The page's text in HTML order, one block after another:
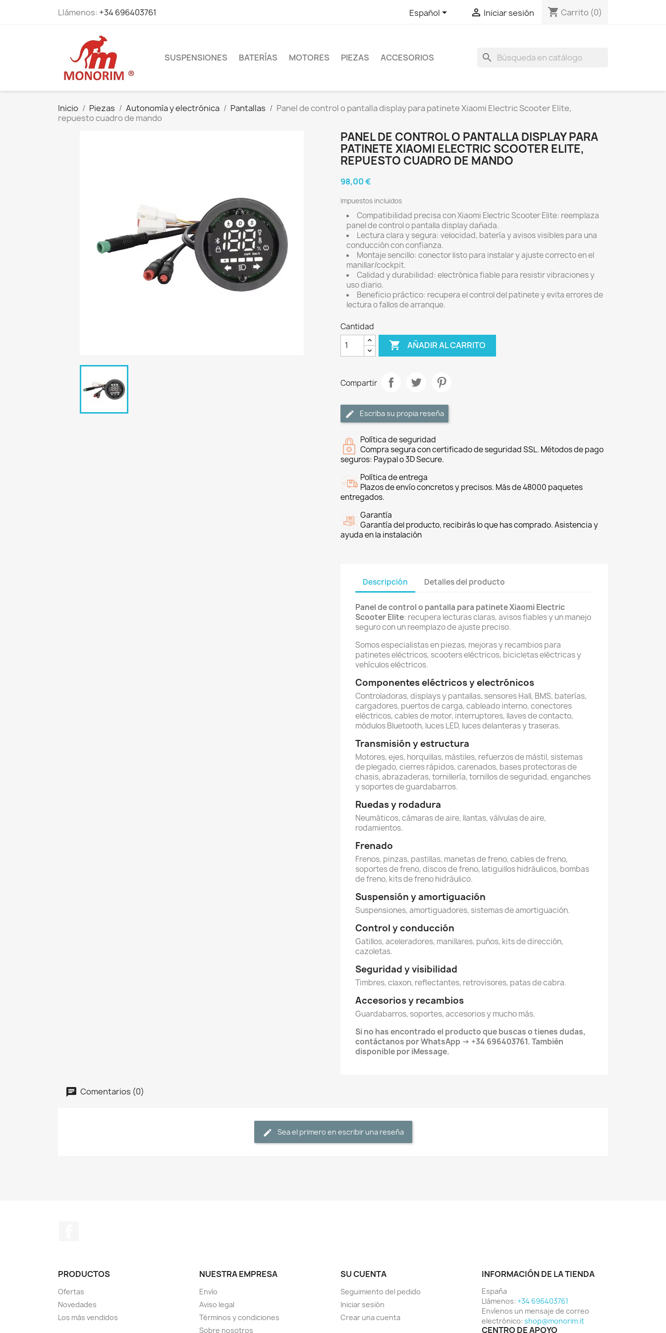
Llámenos: +34 696403761 Español  Iniciar sesión shopping_cart Carrito (0)
SUSPENSIONES BATERÍAS MOTORES PIEZAS ACCESORIOS search
Inicio Piezas Autonomía y electrónica Pantallas
Panel de control o pantalla display para patinete Xiaomi Electric Scooter Elite,
repuesto cuadro de mando
PANEL DE CONTROL O PANTALLA DISPLAY PARA
PATINETE XIAOMI ELECTRIC SCOOTER ELITE,
REPUESTO CUADRO DE MANDO
98,00 €
Impuestos incluidos
Compatibilidad precisa con Xiaomi Electric Scooter Elite: reemplaza
panel de control o pantalla display dañada.
Lectura clara y segura: velocidad, batería y avisos visibles para una
conducción con confianza.
Montaje sencillo: conector listo para instalar y ajuste correcto en el
manillar/cockpit.
Calidad y durabilidad: electrónica fiable para resistir vibraciones y
uso diario.
Beneficio práctico: recupera el control del patinete y evita errores de
lectura o fallos de arranque.
Cantidad
 AÑADIR AL CARRITO
Compartir
Escriba su propia reseña
Política de seguridad
Compra segura con certificado de seguridad SSL. Métodos de pago
seguros: Paypal o 3D Secure.
Política de entrega
Plazos de envío concretos y precisos. Más de 48000 paquetes
entregados.
Garantía
Garantía del producto, recibirás lo que has comprado. Asistencia y
ayuda en la instalación
Descripción Detalles del producto
Panel de control o pantalla para patinete Xiaomi Electric
Scooter Elite: recupera lecturas claras, avisos fiables y un manejo
seguro con un reemplazo de ajuste preciso.
Somos especialistas en piezas, mejoras y recambios para
patinetes eléctricos, scooters eléctricos, bicicletas eléctricas y
vehículos eléctricos.
Componentes eléctricos y electrónicos
Controladoras, displays y pantallas, sensores Hall, BMS, baterías,
cargadores, puertos de carga, cableado interno, conectores
eléctricos, cables de motor, interruptores, llaves de contacto,
módulos Bluetooth, luces LED, luces delanteras y traseras.
Transmisión y estructura
Motores, ejes, horquillas, mástiles, refuerzos de mástil, sistemas
de plegado, cierres rápidos, carenados, bases protectoras de
chasis, abrazaderas, tornillería, tornillos de seguridad, enganches
y soportes de guardabarros.
Ruedas y rodadura
Neumáticos, cámaras de aire, llantas, válvulas de aire,
rodamientos.
Frenado
Frenos, pinzas, pastillas, manetas de freno, cables de freno,
soportes de freno, discos de freno, latiguillos hidráulicos, bombas
de freno, kits de freno hidráulico.
Suspensión y amortiguación
Suspensiones, amortiguadores, sistemas de amortiguación.
Control y conducción
Gatillos, aceleradores, manillares, puños, kits de dirección,
cazoletas.
Seguridad y visibilidad
Timbres, claxon, reflectantes, retrovisores, patas de cabra.
Accesorios y recambios
Guardabarros, soportes, accesorios y mucho más.
Si no has encontrado el producto que buscas o tienes dudas,
contáctanos por WhatsApp -> +34 696403761. También
disponible por iMessage.
Comentarios (0)
Sea el primero en escribir una reseña
PRODUCTOS
Ofertas
Novedades
Los más vendidos
NUESTRA EMPRESA
Envío
Aviso legal
Términos y condiciones
Sobre nosotros
SU CUENTA
Seguimiento del pedido
Iniciar sesión
Crear una cuenta
INFORMACIÓN DE LA TIENDA
España
Llámenos: +34 696403761
Envíenos un mensaje de correo
electrónico: shop@monorim.it
CENTRO DE APOYO